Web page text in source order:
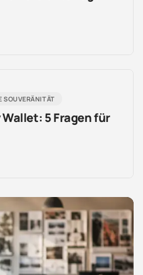
SOUVERÄNITÄT
5 Fragen für